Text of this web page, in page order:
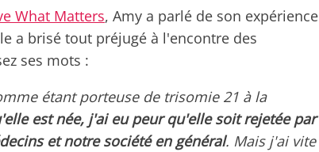
What Matters, Amy a parlé de son expérience
a brisé tout préjugé à l'encontre des
ses mots :
étant porteuse de trisomie 21 à la
est née, j'ai eu peur qu'elle soit rejetée par
et notre société en général. Mais j'ai vite